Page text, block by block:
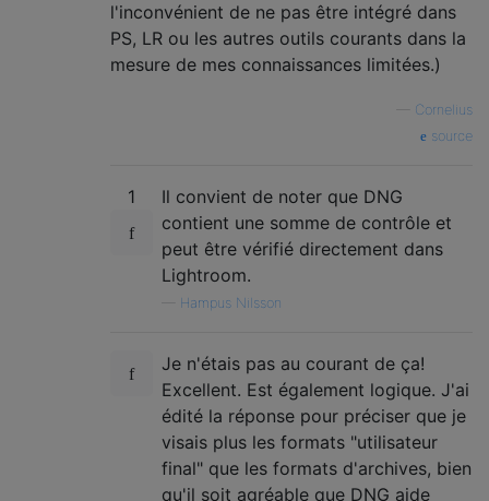
l'inconvénient de ne pas être intégré dans
PS, LR ou les autres outils courants dans la
mesure de mes connaissances limitées.)
Cornelius
source
1
Il convient de noter que DNG
contient une somme de contrôle et
peut être vérifié directement dans
Lightroom.
Hampus Nilsson
Je n'étais pas au courant de ça!
Excellent. Est également logique. J'ai
édité la réponse pour préciser que je
visais plus les formats "utilisateur
final" que les formats d'archives, bien
qu'il soit agréable que DNG aide